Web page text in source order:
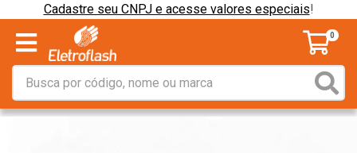
Cadastre seu CNPJ e acesse valores especiais!
0